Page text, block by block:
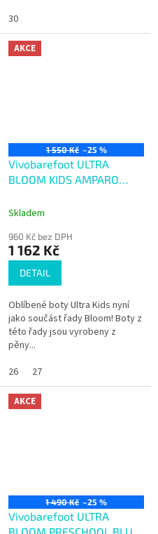
30
AKCE
1 550 Kč –25 %
Vivobarefoot ULTRA
BLOOM KIDS AMPARO
Skladem
960 Kč bez DPH
1 162 Kč
DETAIL
Oblíbené boty Ultra Kids nyní
jako součást řady Bloom! Boty z
této řady jsou vyrobeny z
pěny...
26
27
AKCE
1 490 Kč –25 %
Vivobarefoot ULTRA